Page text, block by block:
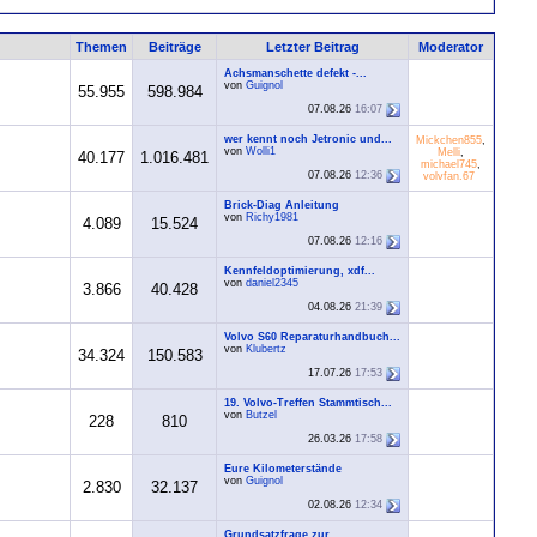
Themen Beiträge Letzter Beitrag Moderator
55.955 598.984
Achsmanschette defekt -...
von Guignol
07.08.26 16:07
40.177 1.016.481
wer kennt noch Jetronic und...
von Wolli1
07.08.26 12:36
Mickchen855,
Melli,
michael745,
volvfan.67
4.089 15.524
Brick-Diag Anleitung
von Richy1981
07.08.26 12:16
3.866 40.428
Kennfeldoptimierung, xdf...
von daniel2345
04.08.26 21:39
34.324 150.583
Volvo S60 Reparaturhandbuch...
von Klubertz
17.07.26 17:53
228 810
19. Volvo-Treffen Stammtisch...
von Butzel
26.03.26 17:58
2.830 32.137
Eure Kilometerstände
von Guignol
02.08.26 12:34
Grundsatzfrage zur...